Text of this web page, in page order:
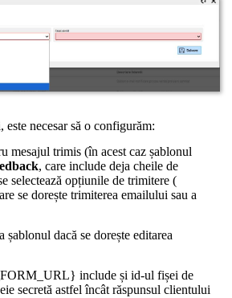
este necesar să o configurăm:
mesajul trimis (în acest caz șablonul
, care include deja cheile de
selectează opțiunile de trimitere (
se dorește trimiterea emailului sau a
șablonul dacă se dorește editarea
include și id-ul fișei de
secretă astfel încât răspunsul clientului